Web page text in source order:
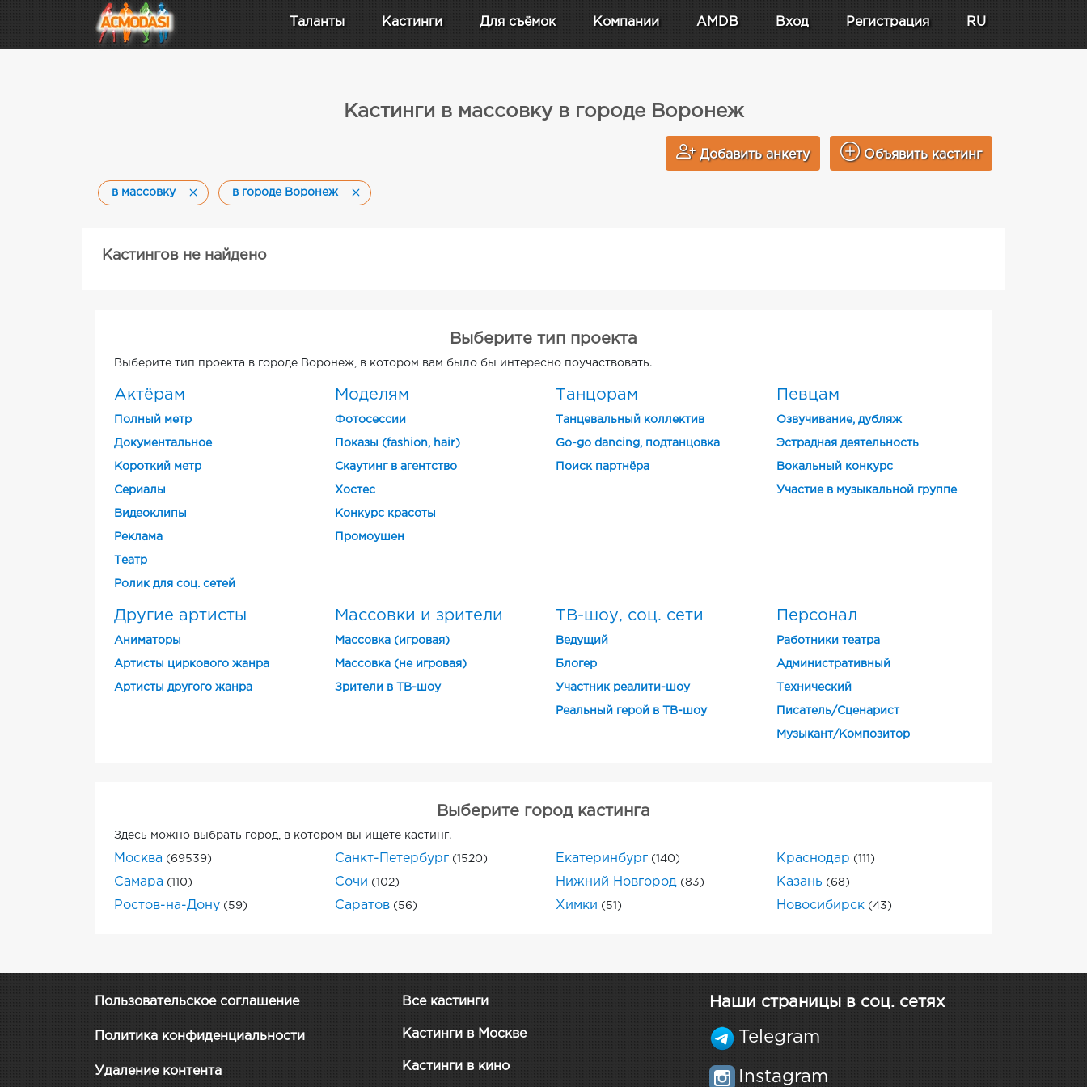
Таланты Кастинги Для съёмок Компании AMDB Вход Регистрация RU
Кастинги в массовку в городе Воронеж
Добавить анкету Объявить кастинг
в массовку в городе Воронеж
Кастингов не найдено
Выберите тип проекта
Выберите тип проекта в городе Воронеж, в котором вам было бы интересно поучаствовать.
Актёрам
Полный метр
Документальное
Короткий метр
Cериалы
Видеоклипы
Реклама
Театр
Ролик для соц. сетей
Моделям
Фотосессии
Показы (fashion, hair)
Скаутинг в агентство
Хостес
Конкурс красоты
Промоушен
Танцорам
Танцевальный коллектив
Go-go dancing, подтанцовка
Поиск партнёра
Певцам
Озвучивание, дубляж
Эстрадная деятельность
Вокальный конкурс
Участие в музыкальной группе
Другие артисты
Аниматоры
Артисты циркового жанра
Артисты другого жанра
Массовки и зрители
Массовка (игровая)
Массовка (не игровая)
Зрители в ТВ-шоу
ТВ-шоу, соц. сети
Ведущий
Блогер
Участник реалити-шоу
Реальный герой в ТВ-шоу
Персонал
Работники театра
Административный
Технический
Писатель/Сценарист
Музыкант/Композитор
Выберите город кастинга
Здесь можно выбрать город, в котором вы ищете кастинг.
Москва (69539) Санкт-Петербург (1520) Екатеринбург (140) Краснодар (111)
Самара (110) Сочи (102) Нижний Новгород (83) Казань (68)
Ростов-на-Дону (59) Саратов (56) Химки (51) Новосибирск (43)
Пользовательское соглашение
Политика конфиденциальности
Удаление контента
Все кастинги
Кастинги в Москве
Кастинги в кино
Наши страницы в соц. сетях
Telegram
Instagram